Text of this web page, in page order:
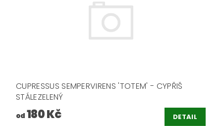
CUPRESSUS SEMPERVIRENS 'TOTEM' - CYPŘIŠ
STÁLEZELENÝ
od 180 Kč DETAIL